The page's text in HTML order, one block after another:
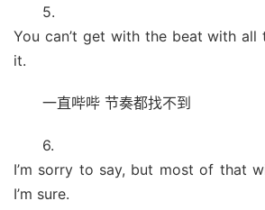
5.
You can’t get with the beat with all
it.
一直哔哔 节奏都找不到
6.
I’m sorry to say, but most of that
I’m sure.